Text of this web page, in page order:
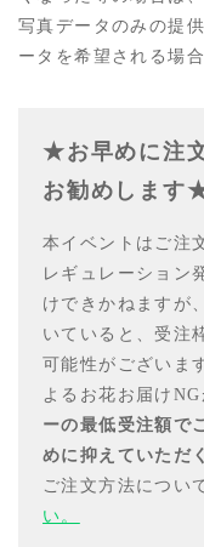
写真データのみの提
ータを希望される場
★お早めに注
お勧めします
本イベントはご注
レギュレーション
けできかねますが
いていると、受注
可能性がございま
よるお花お届けNG
ーの最低受注額で
めに抑えていただ
ご注文方法につい
い。